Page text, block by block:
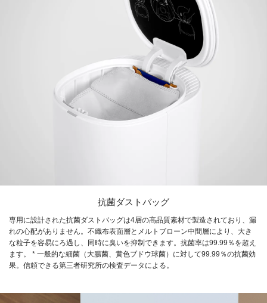
抗菌ダストバッグ
専用に設計された抗菌ダストバッグは4層の高品質素材で製造されており、漏
れの心配がありません。不織布表面層とメルトブローン中間層により、大き
な粒子を容易にろ過し、同時に臭いを抑制できます。抗菌率は99.99％を超え
ます。 * 一般的な細菌（大腸菌、黄色ブドウ球菌）に対して99.99％の抗菌効
果。信頼できる第三者研究所の検査データによる。